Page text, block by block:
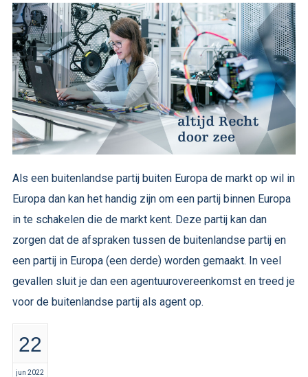
Als een buitenlandse partij buiten Europa de markt op wil in
Europa dan kan het handig zijn om een partij binnen Europa
in te schakelen die de markt kent. Deze partij kan dan
zorgen dat de afspraken tussen de buitenlandse partij en
een partij in Europa (een derde) worden gemaakt. In veel
gevallen sluit je dan een agentuurovereenkomst en treed je
voor de buitenlandse partij als agent op.
22
jun 2022